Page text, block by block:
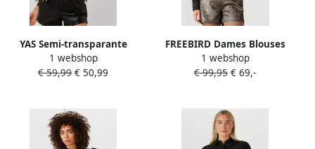
YAS Semi-transparante
blouse met franjes model
'DIO'
1 webshop
€ 59,99 € 50,99
FREEBIRD Dames Blouses
Kendall Zwart
1 webshop
€ 99,95 € 69,-